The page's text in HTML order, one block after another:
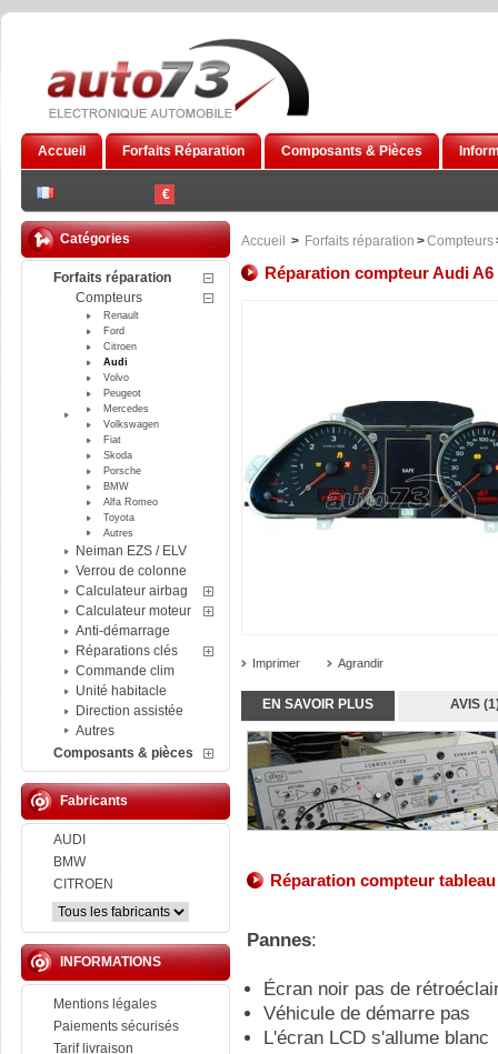
€
Accueil Forfaits Réparation Composants & Pièces
Catégories
Forfaits réparation
Compteurs
Renault
Ford
Citroen
Audi
Volvo
Peugeot
Mercedes
Volkswagen
Fiat
Skoda
Porsche
BMW
Alfa Romeo
Toyota
Autres
Neiman EZS / ELV
Verrou de colonne
Calculateur airbag
Calculateur moteur
Anti-démarrage
Réparations clés
Commande clim
Unité habitacle
Direction assistée
Autres
Composants & pièces
Fabricants
AUDI
BMW
CITROEN
INFORMATIONS
Mentions légales
Paiements sécurisés
Tarif livraison
Accueil > Forfaits réparation >Compteurs
Réparation compteur Audi A6
Imprimer Agrandir
EN SAVOIR PLUS AVIS
Réparation compteur
Pannes:
Écran noir pas de
Véhicule de démarre pas
L'écran LCD s'allume blanc